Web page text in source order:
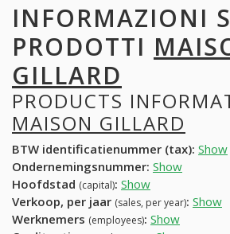
INFORMAZIONI
PRODOTTI
GILLARD
PRODUCTS
MAISON GILLARD
BTW identificatienummer (tax): Show
Ondernemingsnummer: Show
Hoofdstad (capital): Show
Verkoop, per jaar (sales, per year): Show
Werknemers (employees): Show